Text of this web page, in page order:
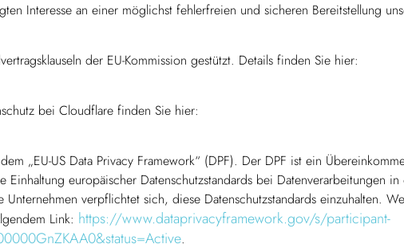
Interesse an einer möglichst fehlerfreien und sicheren Bereitstellung
der EU-Kommission gestützt. Details finden Sie hier:
bei Cloudflare finden Sie hier:
„EU-US Data Privacy Framework“ (DPF). Der DPF ist ein
europäischer Datenschutzstandards bei Datenverarbeitungen in
verpflichtet sich, diese Datenschutzstandards einzuhalten.
Link: https://www.dataprivacyframework.gov/s/participant-
.